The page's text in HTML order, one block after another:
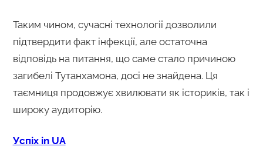
Таким чином, сучасні технології дозволили
підтвердити факт інфекції, але остаточна
відповідь на питання, що саме стало причиною
загибелі Тутанхамона, досі не знайдена. Ця
таємниця продовжує хвилювати як істориків, так і
широку аудиторію.
Успіх in UA